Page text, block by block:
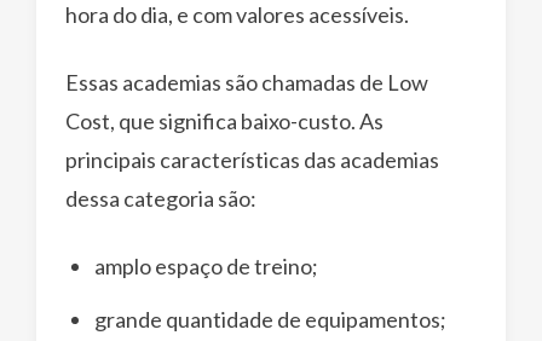
hora do dia, e com valores acessíveis.
Essas academias são chamadas de Low
Cost, que significa baixo-custo. As
principais características das academias
dessa categoria são:
amplo espaço de treino;
grande quantidade de equipamentos;